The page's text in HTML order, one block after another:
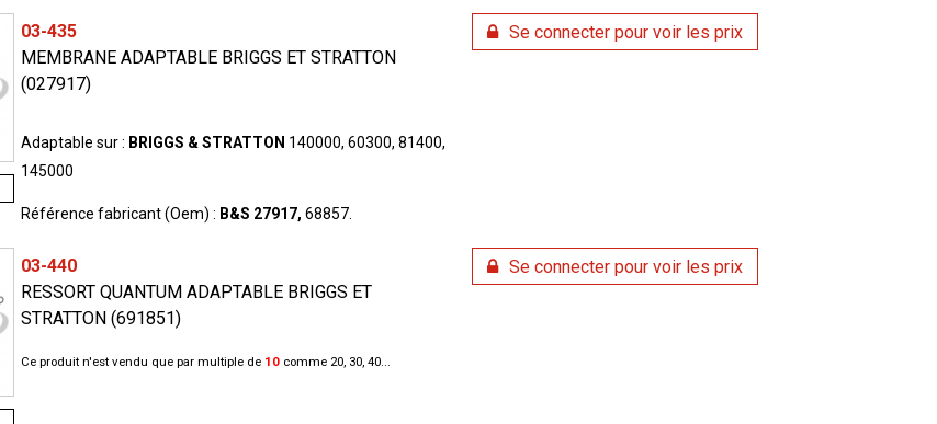
03-435
MEMBRANE ADAPTABLE BRIGGS ET STRATTON
(027917)
Adaptable sur : BRIGGS & STRATTON 140000, 60300, 81400,
145000
Référence fabricant (Oem) : B&S 27917, 68857.
Se connecter pour voir les prix
03-440
RESSORT QUANTUM ADAPTABLE BRIGGS ET
STRATTON (691851)
Ce produit n'est vendu que par multiple de 10comme 20, 30, 40...
Se connecter pour voir les prix